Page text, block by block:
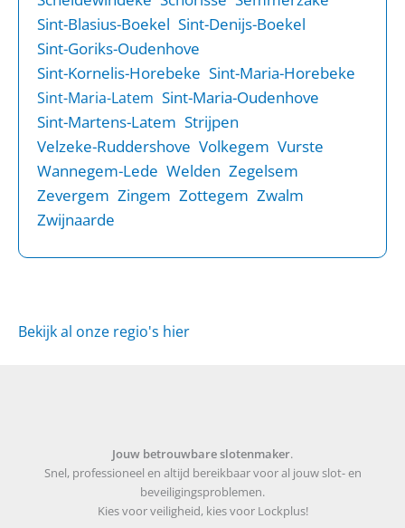
Sint-Blasius-Boekel Sint-Denijs-Boekel
Sint-Goriks-Oudenhove
Sint-Kornelis-Horebeke Sint-Maria-Horebeke
Sint-Maria-Latem Sint-Maria-Oudenhove
Sint-Martens-Latem Strijpen
Velzeke-Ruddershove Volkegem Vurste
Wannegem-Lede Welden Zegelsem
Zevergem Zingem Zottegem Zwalm
Zwijnaarde
Bekijk al onze regio's hier
Jouw betrouwbare slotenmaker.
Snel, professioneel en altijd bereikbaar voor al jouw slot- en
beveiligingsproblemen.
Kies voor veiligheid, kies voor Lockplus!